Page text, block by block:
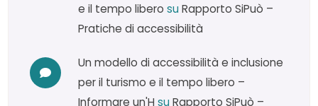
e il tempo libero suRapporto SiPuò –
Pratiche di accessibilità
Un modello di accessibilità e inclusione
per il turismo e il tempo libero –
Informare un'H suRapporto SiPuò –